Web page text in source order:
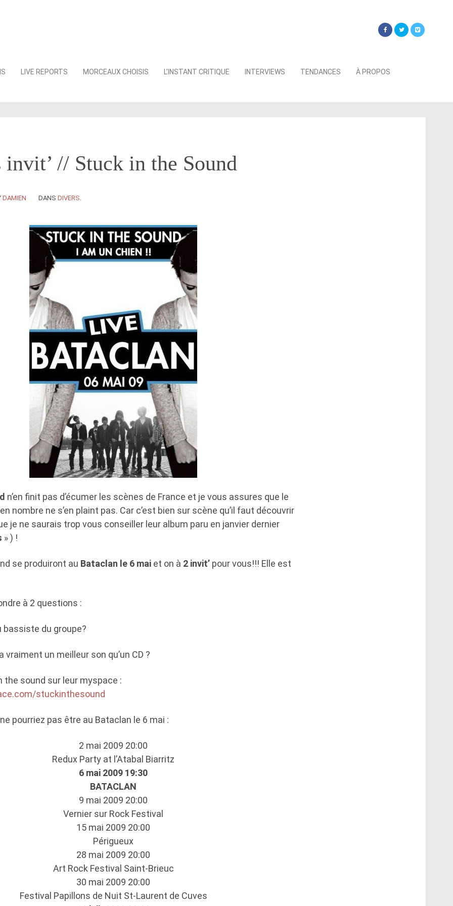
LIVE REPORTS MORCEAUX CHOISIS L’INSTANT CRITIQUE INTERVIEWS TENDANCES À PROPOS
invit’ // Stuck in the Sound
DAMIEN DANS DIVERS
n’en finit pas d’écumer les scènes de France et je vous assures que le
nombre ne s’en plaint pas. Car c’est bien sur scène qu’il faut découvrir
je ne saurais trop vous conseiller leur album paru en janvier dernier
» ) !
se produiront au Bataclan le 6 mai et on à 2 invit’ pour vous!!! Elle est
à 2 questions :
bassiste du groupe?
vraiment un meilleur son qu’un CD ?
the sound sur leur myspace :
stuckinthesound
pourriez pas être au Bataclan le 6 mai :
2 mai 2009 20:00
Redux Party at l’Atabal Biarritz
6 mai 2009 19:30
BATACLAN
9 mai 2009 20:00
Vernier sur Rock Festival
15 mai 2009 20:00
Périgueux
28 mai 2009 20:00
Art Rock Festival Saint-Brieuc
30 mai 2009 20:00
Festival Papillons de Nuit St-Laurent de Cuves